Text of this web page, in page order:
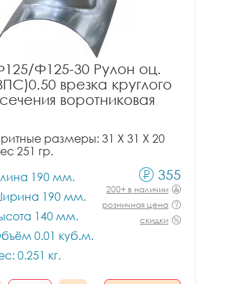
Ф125-30 Рулон оц.
врезка круглого
сечения воротниковая
размеры: 31 X 31 X 20
251 гр.
190 мм.
190 мм.
140 мм.
0.01 куб.м.
0.251 кг.
355
200+ в наличии
розничная цена
скидки